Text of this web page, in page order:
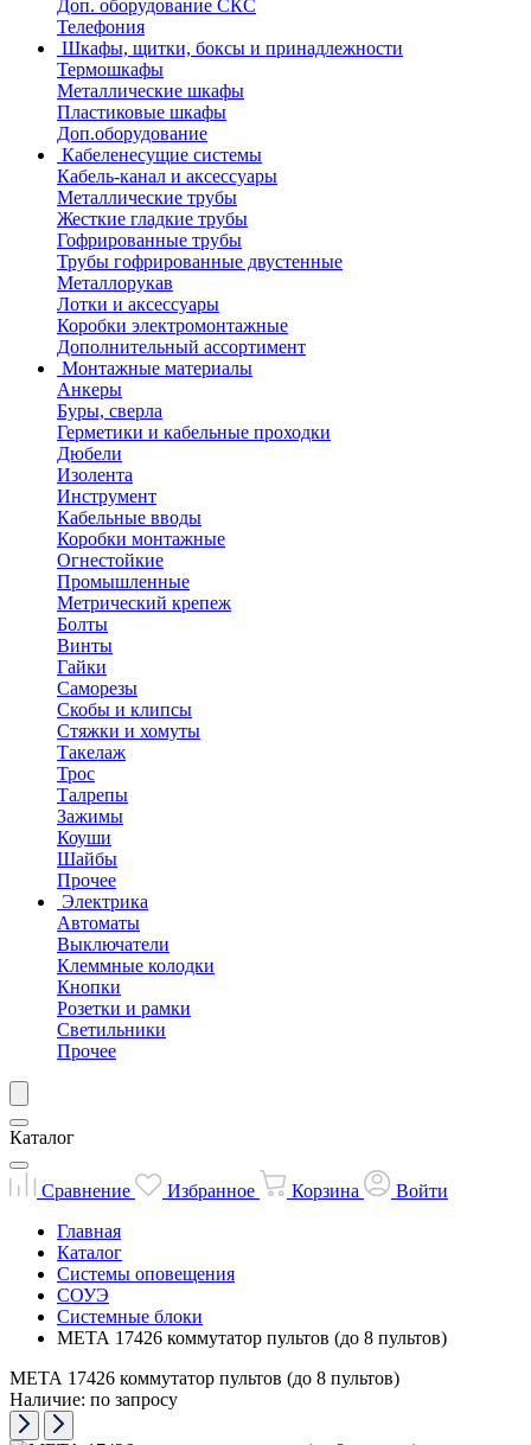
Доп. оборудование СКС
Телефония
Шкафы, щитки, боксы и принадлежности
Термошкафы
Металлические шкафы
Пластиковые шкафы
Доп.оборудование
Кабеленесущие системы
Кабель-канал и аксессуары
Металлические трубы
Жесткие гладкие трубы
Гофрированные трубы
Трубы гофрированные двустенные
Металлорукав
Лотки и аксессуары
Коробки электромонтажные
Дополнительный ассортимент
Монтажные материалы
Анкеры
Буры, сверла
Герметики и кабельные проходки
Дюбели
Изолента
Инструмент
Кабельные вводы
Коробки монтажные
Огнестойкие
Промышленные
Метрический крепеж
Болты
Винты
Гайки
Саморезы
Скобы и клипсы
Стяжки и хомуты
Такелаж
Трос
Талрепы
Зажимы
Коуши
Шайбы
Прочее
Электрика
Автоматы
Выключатели
Клеммные колодки
Кнопки
Розетки и рамки
Светильники
Прочее
Каталог
Сравнение Избранное Корзина
Войти
Главная
Каталог
Системы оповещения
СОУЭ
Системные блоки
МЕТА 17426 коммутатор пультов (до 8 пультов)
МЕТА 17426 коммутатор пультов (до 8 пультов)
Наличие: по запросу